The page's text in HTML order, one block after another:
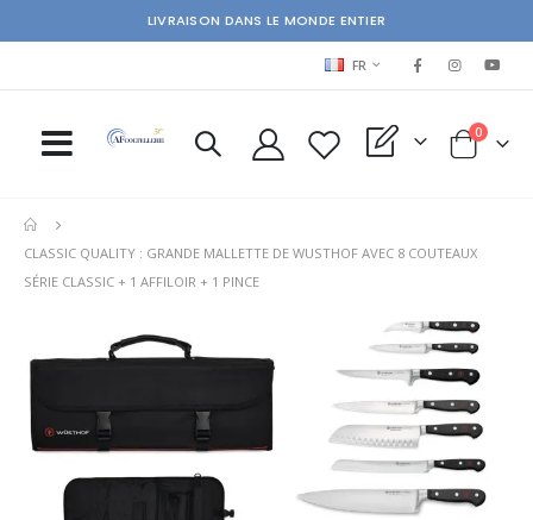
LIVRAISON DANS LE MONDE ENTIER
LANGUAGE
FR
My Quote Cart
0items
CLASSIC QUALITY : GRANDE MALLETTE DE WUSTHOF AVEC 8 COUTEAUX
SÉRIE CLASSIC + 1 AFFILOIR + 1 PINCE
the
end
the
gallery